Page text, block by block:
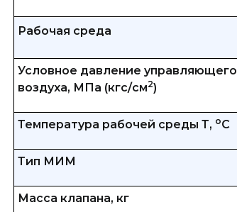
Рабочая среда
Условное давление управляющего
воздуха, МПа (кгс/см2)
Температура рабочей среды Т, оС
Тип МИМ
Масса клапана, кг